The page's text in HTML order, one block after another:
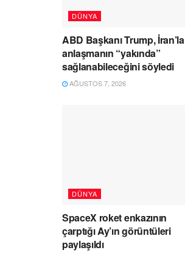
DÜNYA
ABD Başkanı Trump, İran’la
anlaşmanın “yakında”
sağlanabileceğini söyledi
AĞUSTOS 7, 2026
DÜNYA
SpaceX roket enkazının
çarptığı Ay’ın görüntüleri
paylaşıldı